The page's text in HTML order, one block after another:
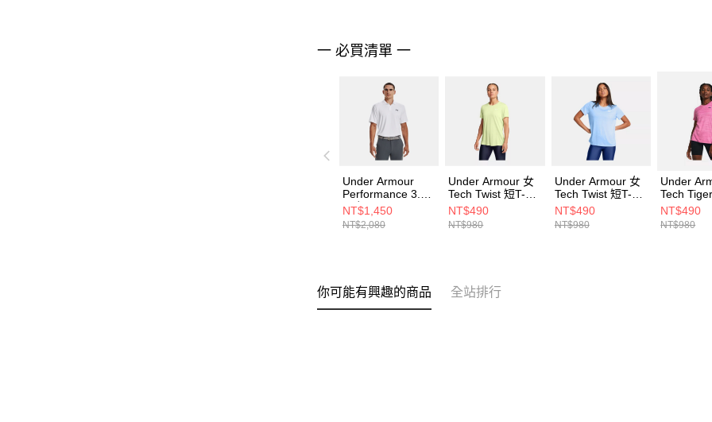
一 必買清單 一
Under Armour
Performance 3.0
男 短POLO
1377374-100
NT$1,450
NT$2,080
Under Armour 女
Tech Twist 短T-
Shirt 1384230-
383
NT$490
NT$980
Under Armour 女
Tech Twist 短T-
Shirt 1384230-
465
NT$490
NT$980
Under
Tech
Shirt
686
NT$490
NT$980
你可能有興趣的商品 全站排行